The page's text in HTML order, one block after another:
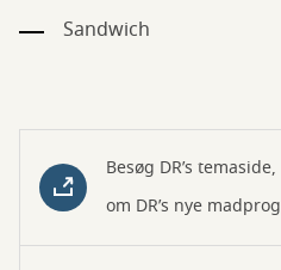
Sandwich
Besøg DR’s
om DR’s nye